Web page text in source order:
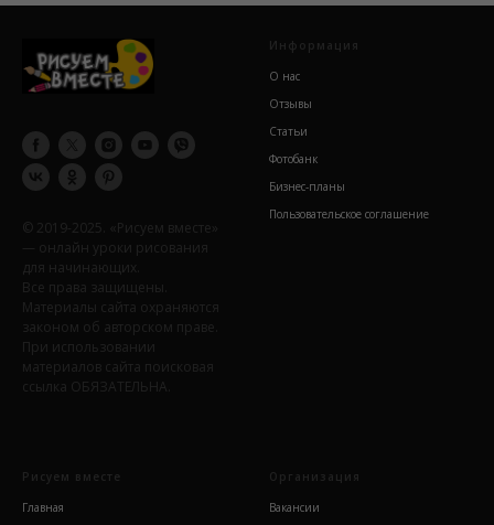
© 2019-2025. «Рисуем вместе»
— онлайн уроки рисования
для начинающих.
Все права защищены.
Материалы сайта охраняются
законом об авторском праве.
При использовании
материалов сайта поисковая
ссылка ОБЯЗАТЕЛЬНА.
Информация
О нас
Отзывы
Статьи
Фотобанк
Бизнес-планы
Пользовательское соглашение
Рисуем вместе
Главная
Организация
Вакансии